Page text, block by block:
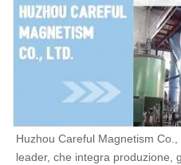
Huzhou Careful Magnetism
leader, che integra produzione,